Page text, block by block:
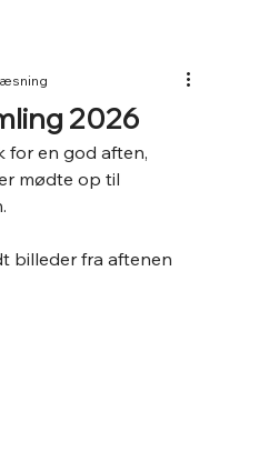
2026
for en god aften,
mødte op til
billeder fra aftenen